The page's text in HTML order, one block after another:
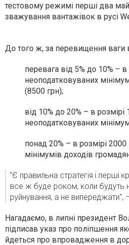
тестовому режимі перші два
зважування вантажівок в русі
До того ж, за перевищення ваги
перевага від 5% до 10% – в
неоподатковуваних
(8500 грн);
від 10% до 20% – в розмірі
неоподатковуваних
понад 20% – в розмірі
мінімумів доходів
"Є правильна стратегія і перші
все ж буде роком, коли будуть
руйнування, а не випереджати",
Нагадаємо, в липні президент
підписав указ про поліпшення
йдеться про впровадження в